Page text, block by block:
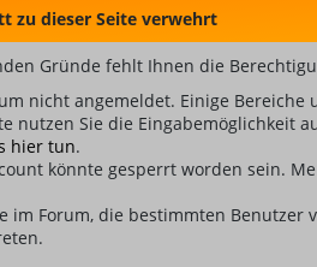
zu dieser Seite verwehrt
Gründe fehlt Ihnen die
nicht angemeldet. Einige
nutzen Sie die Eingabemöglichkeit
hier tun.
könnte gesperrt worden sein.
im Forum, die bestimmten